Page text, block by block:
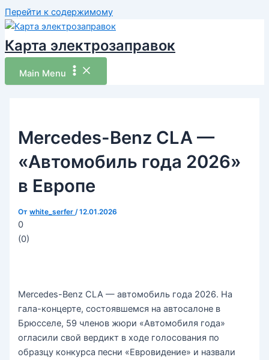
Перейти к содержимому
Карта электрозаправок
Main Menu
Mercedes-Benz CLA —
«Автомобиль года 2026»
в Европе
Отwhite_serfer/12.01.2026
0
(0)
Mercedes-Benz CLA — автомобиль года 2026. На
гала-концерте, состоявшемся на автосалоне в
Брюсселе, 59 членов жюри «Автомобиля года»
огласили свой вердикт в ходе голосования по
образцу конкурса песни «Евровидение» и назвали